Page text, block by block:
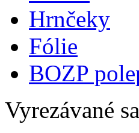
Hrnčeky
Fólie
BOZP
Vyrezávané